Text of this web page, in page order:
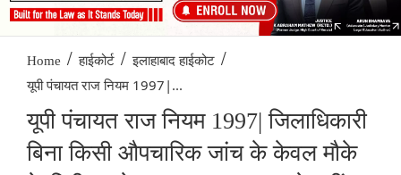
Home / हाईकोर्ट / इलाहाबाद हाईकोट /
यूपी पंचायत राज नियम 1997|...
यूपी पंचायत राज नियम 1997| जिलाधिकारी
बिना किसी औपचारिक जांच के केवल मौके